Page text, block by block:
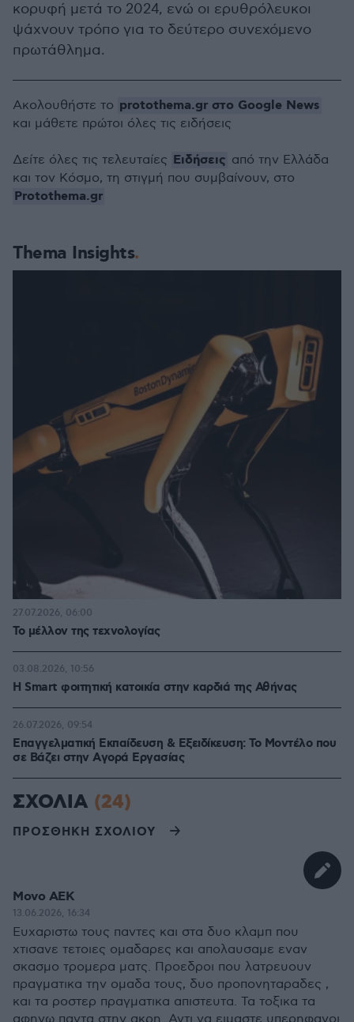
κορυφή μετά το 2024, ενώ οι ερυθρόλευκοι
ψάχνουν τρόπο για το δεύτερο συνεχόμενο
πρωτάθλημα.
Thema Insights
Το μέλλον της τεχνολογίας
27.07.2026, 06:00
Η Smart φοιτητική κατοικία στην καρδιά της Αθήνας
03.08.2026, 10:56
Επαγγελματική Εκπαίδευση & Εξειδίκευση: Το Mοντέλο που
σε Bάζει στην Aγορά Eργασίας
26.07.2026, 09:54
Ακολουθήστε το protothema.gr στο Google News
και μάθετε πρώτοι όλες τις ειδήσεις
Δείτε όλες τις τελευταίες Ειδήσεις από την Ελλάδα
και τον Κόσμο, τη στιγμή που συμβαίνουν, στο
Protothema.gr
ΣΧΟΛΙΑ (24)
ΠΡΟΣΘΗΚΗ ΣΧΟΛΙΟΥ
Μονο ΑΕΚ
13.06.2026, 16:34
Ευχαριστω τους παντες και στα δυο κλαμπ που
χτισανε τετοιες ομαδαρες και απολαυσαμε εναν
σκασμο τρομερα ματς. Προεδροι που λατρευουν
πραγματικα την ομαδα τους, δυο προπονηταραδες ,
και τα ροστερ πραγματικα απιστευτα. Τα τοξικα τα